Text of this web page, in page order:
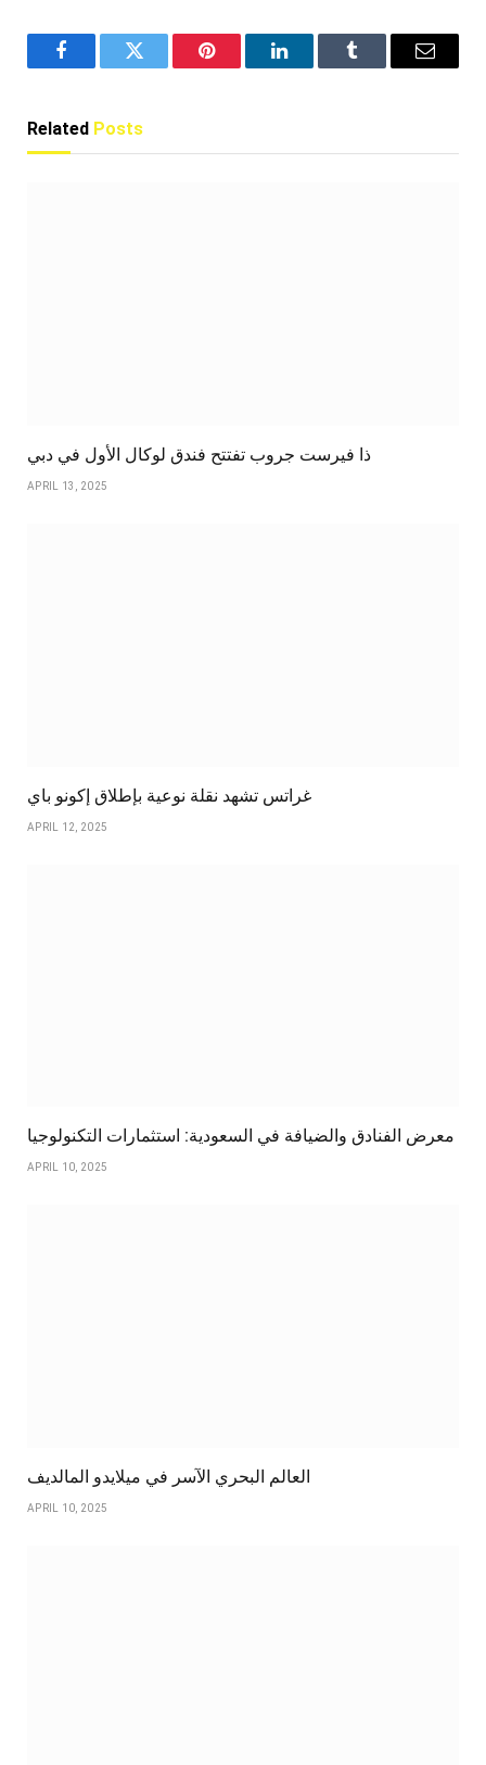
FacebookTwitter Pinterest LinkedInTumblr Email
Related Posts
ذا فيرست جروب تفتتح فندق لوكال الأول في دبي
APRIL 13, 2025
غراتس تشهد نقلة نوعية بإطلاق إكونو باي
APRIL 12, 2025
معرض الفنادق والضيافة في السعودية: استثمارات التكنولوجيا
APRIL 10, 2025
العالم البحري الآسر في ميلايدو المالديف
APRIL 10, 2025